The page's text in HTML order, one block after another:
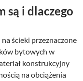
są i dlaczego
ścieki przeznaczone
bytowych w
konstrukcyjny
na obciążenia